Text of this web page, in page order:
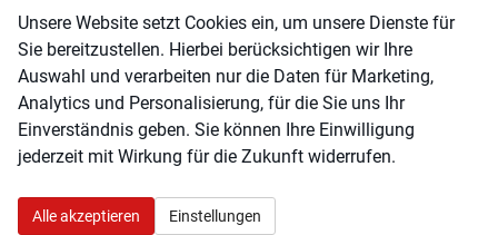
Rückfahrkamera
Parksensoren vorne + hinten
19"" LM-Felgen mit Reifen 225/45 R19
Nebelscheinwerfer vorne
Tagfahrlicht mit LED
Induktives Smartphone-Ladegerät
Innen
Unsere Website setzt Cookies ein, um unsere Dienste für
Sie bereitzustellen. Hierbei berücksichtigen wir Ihre
Auswahl und verarbeiten nur die Daten für Marketing,
Analytics und Personalisierung, für die Sie uns Ihr
Einverständnis geben. Sie können Ihre Einwilligung
jederzeit mit Wirkung für die Zukunft widerrufen.
Alle akzeptieren Einstellungen